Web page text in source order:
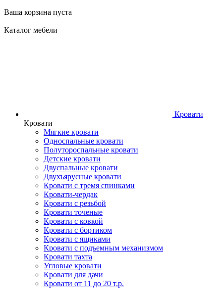
Ваша корзина пуста
Каталог мебели
Кровати
Кровати
Мягкие кровати
Односпальные кровати
Полутороспальные кровати
Детские кровати
Двуспальные кровати
Двухъярусные кровати
Кровати с тремя спинками
Кровати-чердак
Кровати с резьбой
Кровати точеные
Кровати с ковкой
Кровати с бортиком
Кровати с ящиками
Кровати с подъемным механизмом
Кровати тахта
Угловые кровати
Кровати для дачи
Кровати от 11 до 20 т.р.